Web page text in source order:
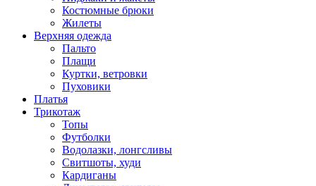
Костюмные брюки
Жилеты
Верхняя одежда
Пальто
Плащи
Куртки, ветровки
Пуховики
Платья
Трикотаж
Топы
Футболки
Водолазки, лонгсливы
Свитшоты, худи
Кардиганы